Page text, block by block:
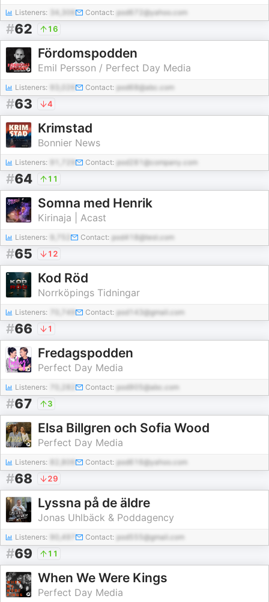
Listeners: 34,306 Contact: pod672@yahoo.com
#62 16
Fördomspodden
Emil Persson / Perfect Day Media
Listeners: Contact: pod68@abc.com
#63 4
Krimstad
Bonnier News
Listeners: Contact: pod281@company.com
#64 11
Somna med Henrik
Kirinaja | Acast
Listeners: Contact: pod418@test.com
#65 12
Kod Röd
Norrköpings Tidningar
Listeners: 70,749 Contact: pod143@gmail.com
#66 1
Fredagspodden
Perfect Day Media
Listeners: Contact: pod905@abc.com
#67 3
Elsa Billgren och Sofia Wood
Perfect Day Media
Listeners: Contact: pod616@yahoo.com
#68 29
Lyssna på de äldre
Jonas Uhlbäck & Poddagency
Listeners: 90,497 Contact: pod555@gmail.com
#69 11
When We Were Kings
Perfect Day Media